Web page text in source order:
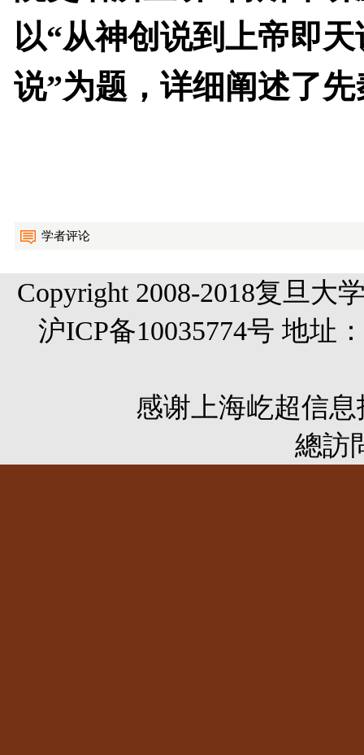
以“从神创说到上帝即
说”为题，详细阐述了
学者评论
Copyright 2008-2018复旦大
沪ICP备10035774号 地址
感谢 上海屹超信
總訪